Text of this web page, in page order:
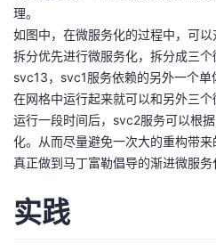
理。
如图中，在微服务化的过程中，可
拆分优先进行微服务化，拆分成三
svc13，svc1服务依赖的另外一个单
在网格中运行起来就可以和另外三
运行一段时间后，svc2服务可以根
化。从而尽量避免一次大的重构带来
真正做到马丁富勒倡导的渐进微服务
实践